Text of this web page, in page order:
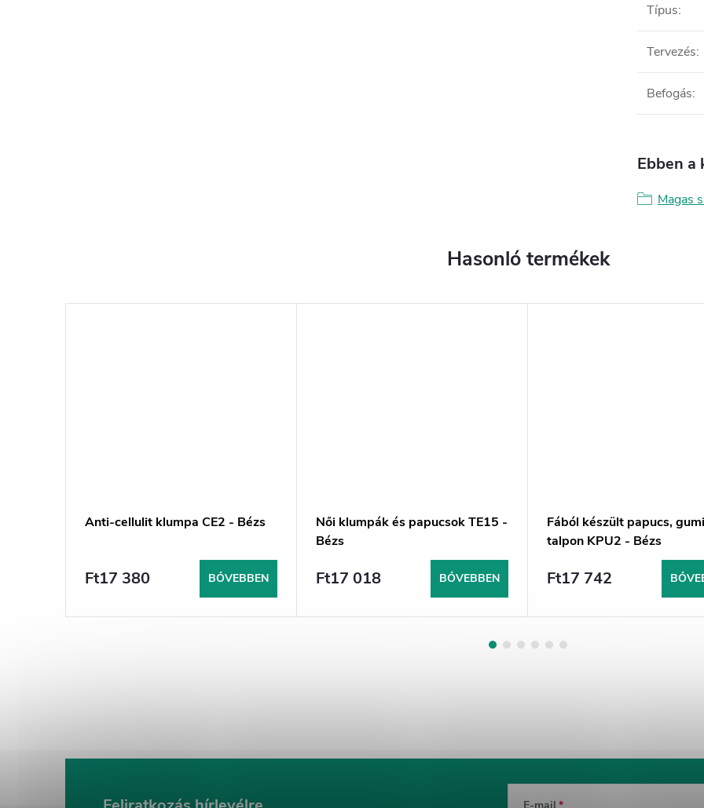
Típus:
Tervezés:
Befogás:
Ebben a
Magas
Anti-cellulit klumpa CE2 - Bézs
Ft17 380 BŐVEBBEN
Női klumpák és papucsok TE15 -
Bézs
Ft17 018 BŐVEBBEN
Fából készült papucs, gumi
talpon KPU2 - Bézs
Ft17 742